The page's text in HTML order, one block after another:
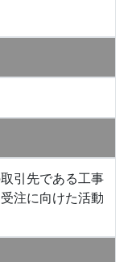
引先である工事
注に向けた活動